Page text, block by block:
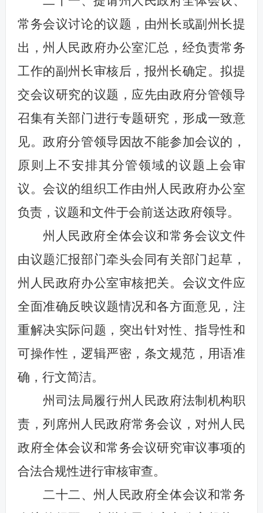
常务会议讨论的议题，由州长或副州长提
出，州人民政府办公室汇总，经负责常务
工作的副州长审核后，报州长确定。拟提
交会议研究的议题，应先由政府分管领导
召集有关部门进行专题研究，形成一致意
见。政府分管领导因故不能参加会议的，
原则上不安排其分管领域的议题上会审
议。会议的组织工作由州人民政府办公室
负责，议题和文件于会前送达政府领导。
州人民政府全体会议和常务会议文件
由议题汇报部门牵头会同有关部门起草，
州人民政府办公室审核把关。会议文件应
全面准确反映议题情况和各方面意见，注
重解决实际问题，突出针对性、指导性和
可操作性，逻辑严密，条文规范，用语准
确，行文简洁。
州司法局履行州人民政府法制机构职
责，列席州人民政府常务会议，对州人民
政府全体会议和常务会议研究审议事项的
合法合规性进行审核审查。
二十二、州人民政府全体会议和常务